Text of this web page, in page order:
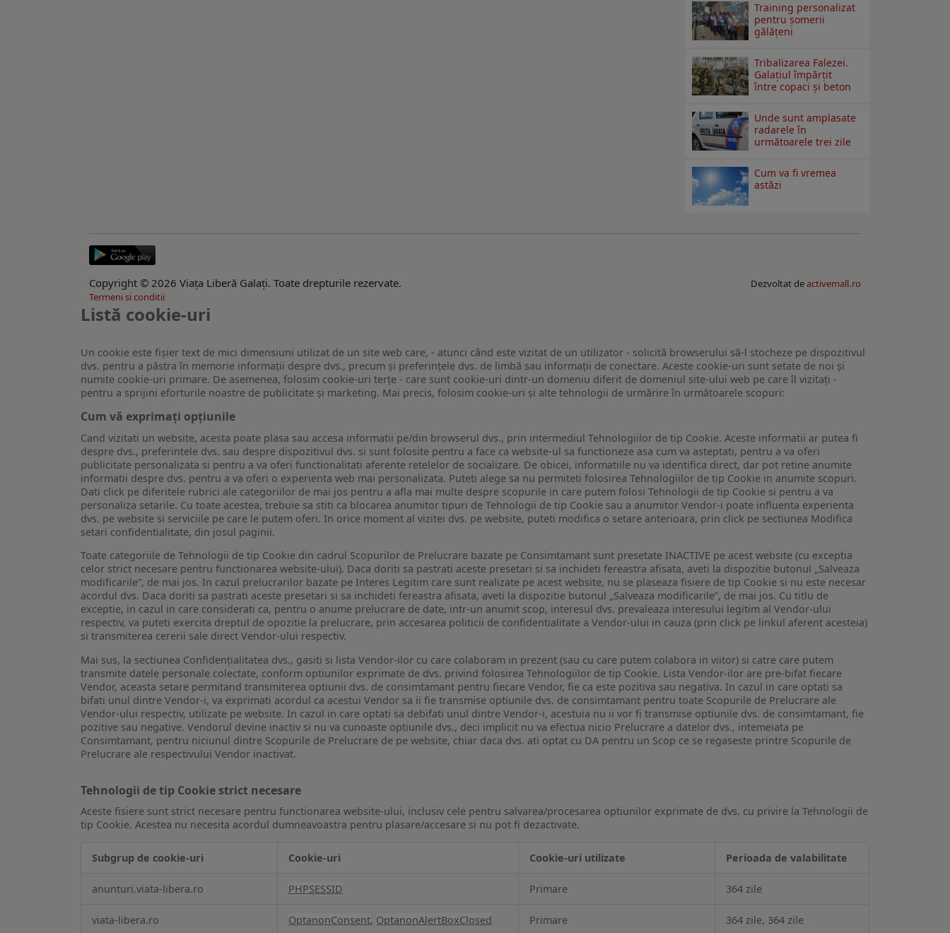
Training personalizat
pentru șomerii
gălățeni
Tribalizarea Falezei.
Galațiul împărțit
între copaci și beton
Unde sunt amplasate
radarele în
următoarele trei zile
Cum va fi vremea
astăzi
Copyright © 2026 Viaţa Liberă Galaţi. Toate drepturile rezervate. Dezvoltat deactivemall.ro
Termeni si conditii
Listă cookie-uri
Un cookie este fişier text de mici dimensiuni utilizat de un site web care, - atunci când este vizitat de un utilizator - solicită browserului să-l stocheze pe dispozitivul
dvs. pentru a păstra în memorie informații despre dvs., precum și preferințele dvs. de limbă sau informații de conectare. Aceste cookie-uri sunt setate de noi și
numite cookie-uri primare. De asemenea, folosim cookie-uri terțe - care sunt cookie-uri dintr-un domeniu diferit de domeniul site-ului web pe care îl vizitați -
pentru a sprijini eforturile noastre de publicitate și marketing. Mai precis, folosim cookie-uri și alte tehnologii de urmărire în următoarele scopuri:
Cum vă exprimați opțiunile
Cand vizitati un website, acesta poate plasa sau accesa informatii pe/din browserul dvs., prin intermediul Tehnologiilor de tip Cookie. Aceste informatii ar putea fi
despre dvs., preferintele dvs. sau despre dispozitivul dvs. si sunt folosite pentru a face ca website-ul sa functioneze asa cum va asteptati, pentru a va oferi
publicitate personalizata si pentru a va oferi functionalitati aferente retelelor de socializare. De obicei, informatiile nu va identifica direct, dar pot retine anumite
informatii despre dvs. pentru a va oferi o experienta web mai personalizata. Puteti alege sa nu permiteti folosirea Tehnologiilor de tip Cookie in anumite scopuri.
Dati click pe diferitele rubrici ale categoriilor de mai jos pentru a afla mai multe despre scopurile in care putem folosi Tehnologii de tip Cookie si pentru a va
personaliza setarile. Cu toate acestea, trebuie sa stiti ca blocarea anumitor tipuri de Tehnologii de tip Cookie sau a anumitor Vendor-i poate influenta experienta
dvs. pe website si serviciile pe care le putem oferi. In orice moment al vizitei dvs. pe website, puteti modifica o setare anterioara, prin click pe sectiunea Modifica
setari confidentialitate, din josul paginii.
Toate categoriile de Tehnologii de tip Cookie din cadrul Scopurilor de Prelucrare bazate pe Consimtamant sunt presetate INACTIVE pe acest website (cu exceptia
celor strict necesare pentru functionarea website-ului). Daca doriti sa pastrati aceste presetari si sa inchideti fereastra afisata, aveti la dispozitie butonul „Salveaza
modificarile”, de mai jos. In cazul prelucrarilor bazate pe Interes Legitim care sunt realizate pe acest website, nu se plaseaza fisiere de tip Cookie si nu este necesar
acordul dvs. Daca doriti sa pastrati aceste presetari si sa inchideti fereastra afisata, aveti la dispozitie butonul „Salveaza modificarile”, de mai jos. Cu titlu de
exceptie, in cazul in care considerati ca, pentru o anume prelucrare de date, intr-un anumit scop, interesul dvs. prevaleaza interesului legitim al Vendor-ului
respectiv, va puteti exercita dreptul de opozitie la prelucrare, prin accesarea politicii de confidentialitate a Vendor-ului in cauza (prin click pe linkul aferent acesteia)
si transmiterea cererii sale direct Vendor-ului respectiv.
Mai sus, la sectiunea Confidențialitatea dvs., gasiti si lista Vendor-ilor cu care colaboram in prezent (sau cu care putem colabora in viitor) si catre care putem
transmite datele personale colectate, conform optiunilor exprimate de dvs. privind folosirea Tehnologiilor de tip Cookie. Lista Vendor-ilor are pre-bifat fiecare
Vendor, aceasta setare permitand transmiterea optiunii dvs. de consimtamant pentru fiecare Vendor, fie ca este pozitiva sau negativa. In cazul in care optati sa
bifati unul dintre Vendor-i, va exprimati acordul ca acestui Vendor sa ii fie transmise optiunile dvs. de consimtamant pentru toate Scopurile de Prelucrare ale
Vendor-ului respectiv, utilizate pe website. In cazul in care optati sa debifati unul dintre Vendor-i, acestuia nu ii vor fi transmise optiunile dvs. de consimtamant, fie
pozitive sau negative. Vendorul devine inactiv si nu va cunoaste optiunile dvs., deci implicit nu va efectua nicio Prelucrare a datelor dvs., intemeiata pe
Consimtamant, pentru niciunul dintre Scopurile de Prelucrare de pe website, chiar daca dvs. ati optat cu DA pentru un Scop ce se regaseste printre Scopurile de
Prelucrare ale respectivului Vendor inactivat.
Tehnologii de tip Cookie strict necesare
Aceste fisiere sunt strict necesare pentru functionarea website-ului, inclusiv cele pentru salvarea/procesarea optiunilor exprimate de dvs. cu privire la Tehnologii de
tip Cookie. Acestea nu necesita acordul dumneavoastra pentru plasare/accesare si nu pot fi dezactivate.
de
Cookie
Subgrup de cookie-uri Cookie-uri Cookie-uri utilizate Perioada de valabilitate
anunturi.viata-libera.ro PHPSESSID Primare 364 zile
viata-libera.ro OptanonConsent, OptanonAlertBoxClosed Primare 364 zile, 364 zile